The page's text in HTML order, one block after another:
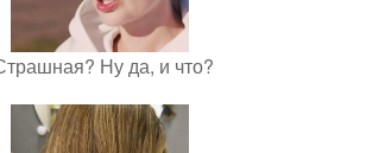
Ну да, и что?